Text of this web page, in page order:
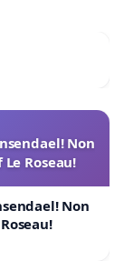
2023 le
à
finale
novembre
tour
Non
Roseau!
Non